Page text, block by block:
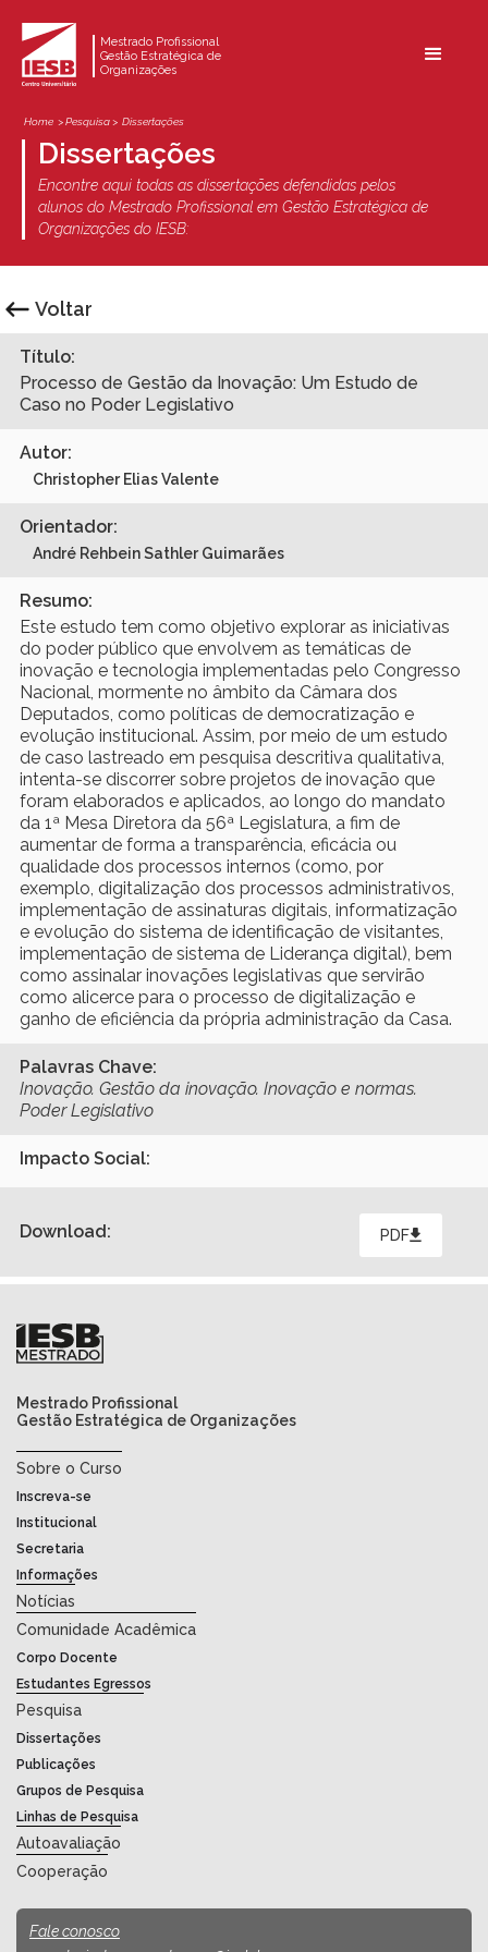
Mestrado Profissional
Gestão Estratégica de
Organizações
Home > Pesquisa > Dissertações
Dissertações
Encontre aqui todas as dissertações defendidas pelos
alunos do Mestrado Profissional em Gestão Estratégica de
Organizações do IESB:
Voltar
Título:
Processo de Gestão da Inovação: Um Estudo de
Caso no Poder Legislativo
Autor:
Christopher Elias Valente
Orientador:
André Rehbein Sathler Guimarães
Resumo:
Este estudo tem como objetivo explorar as iniciativas
do poder público que envolvem as temáticas de
inovação e tecnologia implementadas pelo Congresso
Nacional, mormente no âmbito da Câmara dos
Deputados, como políticas de democratização e
evolução institucional. Assim, por meio de um estudo
de caso lastreado em pesquisa descritiva qualitativa,
intenta-se discorrer sobre projetos de inovação que
foram elaborados e aplicados, ao longo do mandato
da 1ª Mesa Diretora da 56ª Legislatura, a fim de
aumentar de forma a transparência, eficácia ou
qualidade dos processos internos (como, por
exemplo, digitalização dos processos administrativos,
implementação de assinaturas digitais, informatização
e evolução do sistema de identificação de visitantes,
implementação de sistema de Liderança digital), bem
como assinalar inovações legislativas que servirão
como alicerce para o processo de digitalização e
ganho de eficiência da própria administração da Casa.
Palavras Chave:
Inovação. Gestão da inovação. Inovação e normas.
Poder Legislativo
Impacto Social:
Download: PDF
Mestrado Profissional
Gestão Estratégica de Organizações
Sobre o Curso
Inscreva-se
Institucional
Secretaria
Informações
Notícias
Comunidade Acadêmica
Corpo Docente
Estudantes Egressos
Pesquisa
Dissertações
Publicações
Grupos de Pesquisa
Linhas de Pesquisa
Autoavaliação
Cooperação
Fale conosco